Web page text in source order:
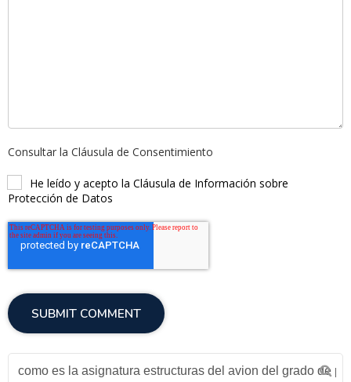
Consultar la Cláusula de Consentimiento
He leído y acepto la Cláusula de Información sobre
Protección de Datos